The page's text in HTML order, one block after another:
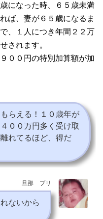
になった時、６５歳未満
ば、妻が６５歳になるま
、１人につき年間２２万
されます。
００円の特別加算額が加
らえる！１０歳年が
００万円多く受け取
れてるほど、得だ
旦那 ブリ
ないから